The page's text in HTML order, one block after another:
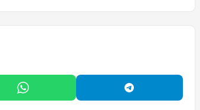
WhatsApp'ta Paylaş Telegram'da